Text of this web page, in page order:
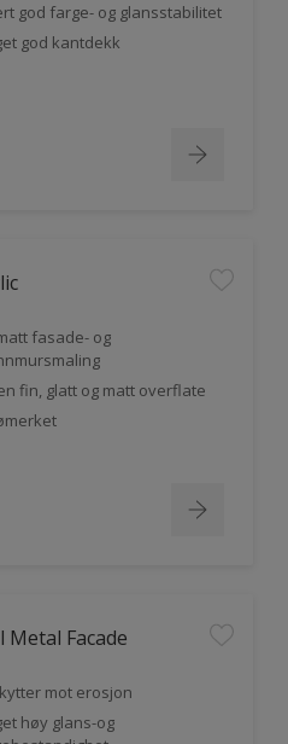
god farge- og glansstabilitet
god kantdekk
fasade- og
fin, glatt og matt overflate
Facade
mot erosjon
høy glans-og